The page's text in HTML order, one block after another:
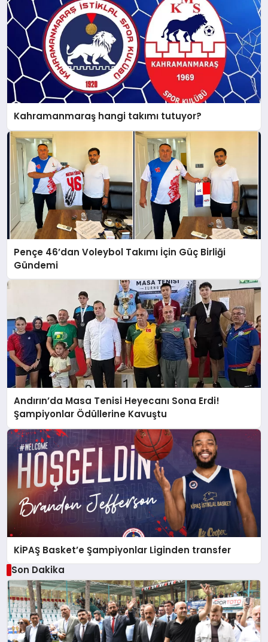
Kahramanmaraş hangi takımı tutuyor?
Pençe 46’dan Voleybol Takımı İçin Güç Birliği
Gündemi
Andırın’da Masa Tenisi Heyecanı Sona Erdi!
Şampiyonlar Ödüllerine Kavuştu
KİPAŞ Basket’e Şampiyonlar Liginden transfer
Son Dakika